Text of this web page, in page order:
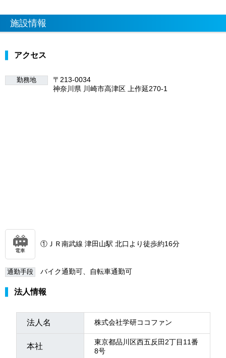
施設情報
アクセス
勤務地
〒213-0034
神奈川県 川崎市高津区 上作延270-1
電車
①ＪＲ南武線 津田山駅 北口より徒歩約16分
通勤手段 バイク通勤可、自転車通勤可
法人情報
法人名 株式会社学研ココファン
本社
東京都品川区西五反田2丁目11番
8号